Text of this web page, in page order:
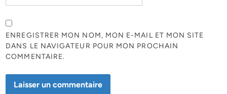
ENREGISTRER MON NOM, MON E-MAIL ET MON SITE
DANS LE NAVIGATEUR POUR MON PROCHAIN
COMMENTAIRE.